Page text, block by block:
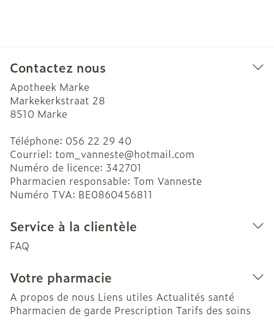
Contactez nous
Apotheek Marke
Markekerkstraat 28
8510 Marke
Téléphone: 056 22 29 40
Courriel: tom_vanneste@hotmail.com
Numéro de licence: 342701
Pharmacien responsable: Tom Vanneste
Numéro TVA: BE0860456811
Service à la clientèle
FAQ
Votre pharmacie
A propos de nous Liens utiles Actualités santé
Pharmacien de garde Prescription Tarifs des soins